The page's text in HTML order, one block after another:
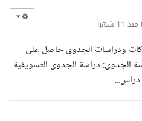
منذ 11 شهرا
ودراسات الجدوى حاصل على
الجدوى: دراسة الجدوى التسويقية